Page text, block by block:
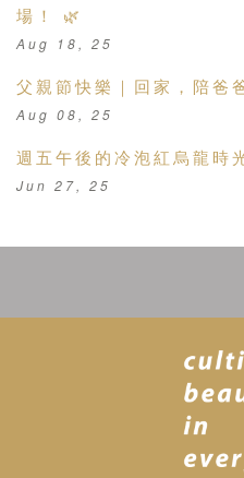
場！ 🌿
Aug 18, 25
父親節快樂｜回家，陪爸
Aug 08, 25
週五午後的冷泡紅烏龍時
Jun 27, 25